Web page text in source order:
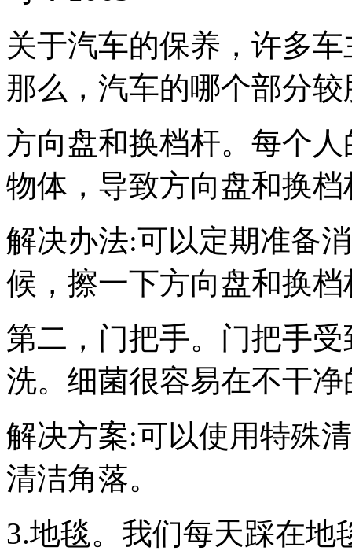
关于汽车的保养，许多
那么，汽车的哪个部分
方向盘和换档杆。每个
物体，导致方向盘和换
解决办法:可以定期准备
候，擦一下方向盘和换
第二，门把手。门把手
洗。细菌很容易在不干
解决方案:可以使用特殊
清洁角落。
3.地毯。我们每天踩在